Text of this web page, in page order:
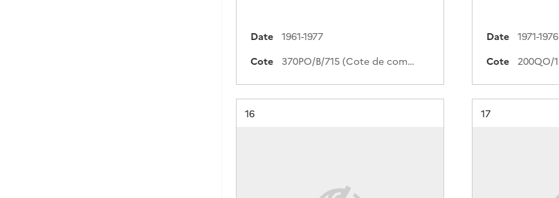
Date 1961-1977
Cote
370PO/B/715 (Cote de commande)
Date
1971-1976
Cote
Résultat n°
16 Résultat n°
17